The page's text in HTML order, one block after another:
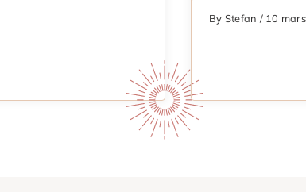
By Stefan / 10